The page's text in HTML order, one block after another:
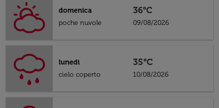
domenica
poche nuvole
36°C
09/08/2026
lunedì
cielo coperto
35°C
10/08/2026